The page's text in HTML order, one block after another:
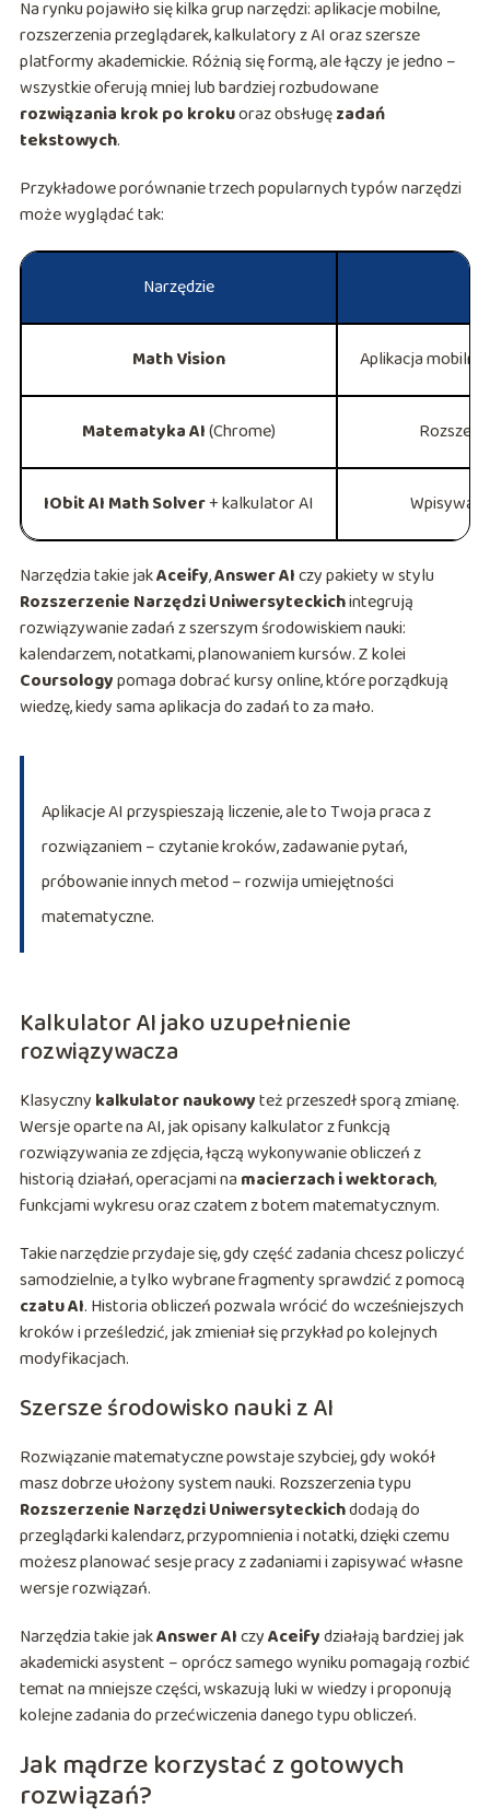
Na rynku pojawiło się kilka grup narzędzi: aplikacje mobilne,
rozszerzenia przeglądarek, kalkulatory z AI oraz szersze
platformy akademickie. Różnią się formą, ale łączy je jedno –
wszystkie oferują mniej lub bardziej rozbudowane
rozwiązania krok po krokuoraz obsługęzadań
tekstowych.
Przykładowe porównanie trzech popularnych typów narzędzi
może wyglądać tak:
Narzędzie
Math Vision Aplikacja mobilna
Matematyka AI(Chrome)
IObit AI Math Solver+ kalkulator AI
Narzędzia takie jakAceify,Answer AIczy pakiety w stylu
Rozszerzenie Narzędzi Uniwersyteckichintegrują
rozwiązywanie zadań z szerszym środowiskiem nauki:
kalendarzem, notatkami, planowaniem kursów. Z kolei
Coursologypomaga dobrać kursy online, które porządkują
wiedzę, kiedy sama aplikacja do zadań to za mało.
Aplikacje AI przyspieszają liczenie, ale to Twoja praca z
rozwiązaniem – czytanie kroków, zadawanie pytań,
próbowanie innych metod – rozwija umiejętności
matematyczne.
Kalkulator AI jako uzupełnienie
rozwiązywacza
Klasyczny kalkulator naukowyteż przeszedł sporą zmianę.
Wersje oparte na AI, jak opisany kalkulator z funkcją
rozwiązywania ze zdjęcia, łączą wykonywanie obliczeń z
historią działań, operacjami na macierzach i wektorach,
funkcjami wykresu oraz czatem z botem matematycznym.
Takie narzędzie przydaje się, gdy część zadania chcesz policzyć
samodzielnie, a tylko wybrane fragmenty sprawdzić z pomocą
czatu AI. Historia obliczeń pozwala wrócić do wcześniejszych
kroków i prześledzić, jak zmieniał się przykład po kolejnych
modyfikacjach.
Szersze środowisko nauki z AI
Rozwiązanie matematyczne powstaje szybciej, gdy wokół
masz dobrze ułożony system nauki. Rozszerzenia typu
Rozszerzenie Narzędzi Uniwersyteckichdodają do
przeglądarki kalendarz, przypomnienia i notatki, dzięki czemu
możesz planować sesje pracy z zadaniami i zapisywać własne
wersje rozwiązań.
Narzędzia takie jakAnswer AIczyAceifydziałają bardziej jak
akademicki asystent – oprócz samego wyniku pomagają rozbić
temat na mniejsze części, wskazują luki w wiedzy i proponują
kolejne zadania do przećwiczenia danego typu obliczeń.
Jak mądrze korzystać z gotowych
rozwiązań?